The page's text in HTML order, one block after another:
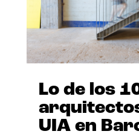
Lo de los
UIA en